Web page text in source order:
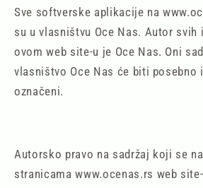
Sve softverske aplikacije na
su u vlasništvu Oce Nas. Autor svih
ovom web site-u je Oce Nas. Oni
vlasništvo Oce Nas će biti posebno
označeni.
Autorsko pravo na sadržaj koji se
stranicama www.ocenas.rs web